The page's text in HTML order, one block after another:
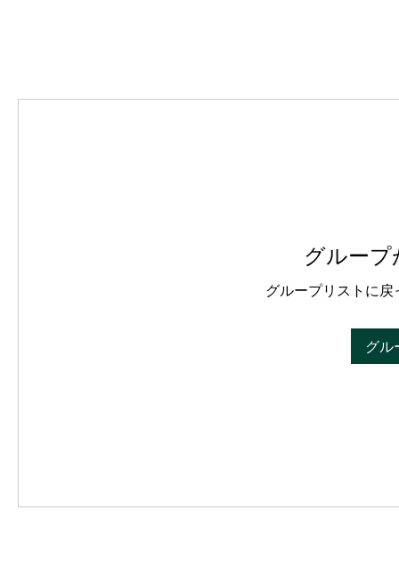
グルー
グループリストに
グル